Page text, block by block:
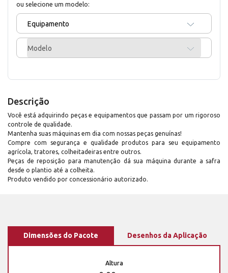
ou selecione um modelo:
Equipamento
Modelo
Descrição
Você está adquirindo peças e equipamentos que passam por um rigoroso
controle de qualidade.
Mantenha suas máquinas em dia com nossas peças genuínas!
Compre com segurança e qualidade produtos para seu equipamento
agrícola, tratores, colheitadeiras entre outros.
Peças de reposição para manutenção dá sua máquina durante a safra
desde o plantio até a colheita.
Produto vendido por concessionário autorizado.
Dimensões do Pacote Desenhos da Aplicação
Altura